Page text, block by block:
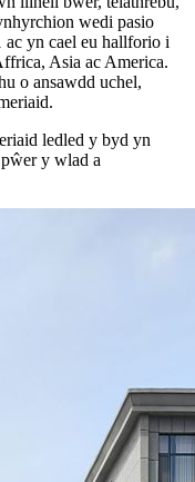
wedi pasio
ac yn cael eu hallforio i
Asia ac America.
o ansawdd uchel,
ledled y byd yn
y wlad a